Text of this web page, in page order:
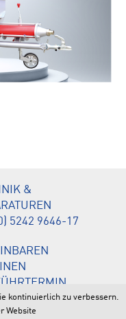
&
5242 9646-17
5242 9646-12
kontinuierlich zu verbessern.
Website